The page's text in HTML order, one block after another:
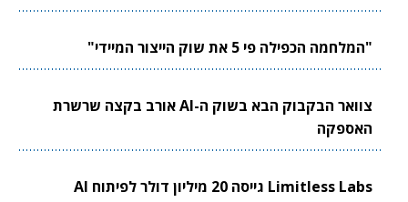
"המלחמה הכפילה פי 5 את שוק הייצור המיידי"
צוואר הבקבוק הבא בשוק ה-AI אורב בקצה שרשרת
האספקה
Limitless Labs גייסה 20 מיליון דולר לפיתוח AI